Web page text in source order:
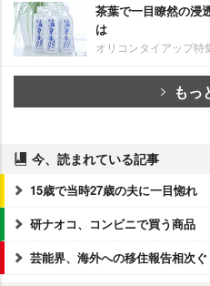
茶葉で一目瞭然の浸
は
オリコンタイアップ特
もっ
今、読まれている記事
15歳で当時27歳の夫に一目惚れ
研ナオコ、コンビニで買う商品
芸能界、海外への移住報告相次ぐ